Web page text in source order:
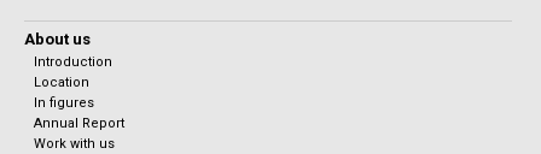
About us
Introduction
Location
In figures
Annual Report
Work with us